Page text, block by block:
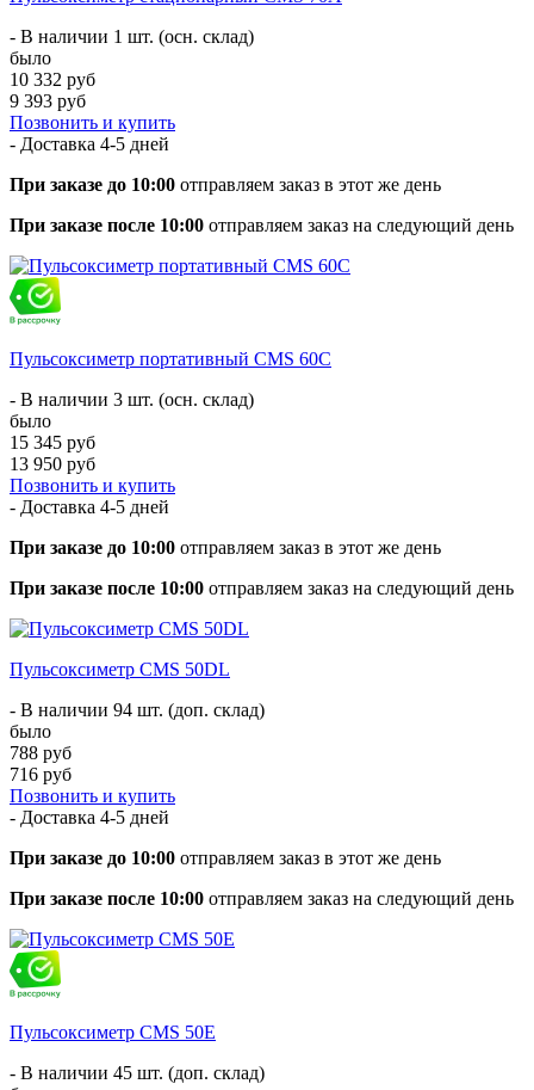
- В наличии 1 шт. (осн. склад)
было
10 332 руб
9 393 руб
Позвонить и купить
- Доставка 4-5 дней
При заказе до 10:00 отправляем заказ в этот же день
При заказе после 10:00 отправляем заказ на следующий день
Пульсоксиметр портативный CMS 60C
- В наличии 3 шт. (осн. склад)
было
15 345 руб
13 950 руб
Позвонить и купить
- Доставка 4-5 дней
При заказе до 10:00 отправляем заказ в этот же день
При заказе после 10:00 отправляем заказ на следующий день
Пульсоксиметр CMS 50DL
- В наличии 94 шт. (доп. склад)
было
788 руб
716 руб
Позвонить и купить
- Доставка 4-5 дней
При заказе до 10:00 отправляем заказ в этот же день
При заказе после 10:00 отправляем заказ на следующий день
Пульсоксиметр CMS 50E
- В наличии 45 шт. (доп. склад)